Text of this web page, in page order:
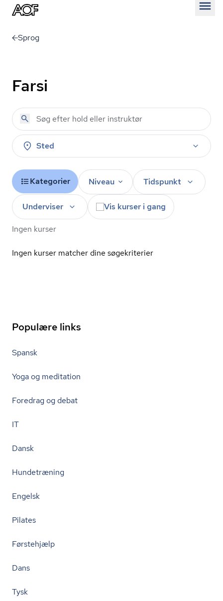
Sprog
Farsi
Sted
Kategorier Niveau Tidspunkt
Underviser Vis kurser i gang
Ingen kurser
Ingen kurser matcher dine søgekriterier
Populære links
Spansk
Yoga og meditation
Foredrag og debat
IT
Dansk
Hundetræning
Engelsk
Pilates
Førstehjælp
Dans
Tysk